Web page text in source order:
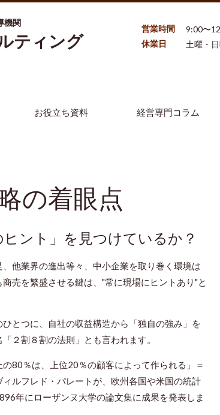
機関
ティング
営業時間
9:00〜
休業日
土曜・
お役立ち資料 経営専門コラム
の着眼点
ント」を見つけているか？
他業界の進出等々、中小企業を取り巻く環境は
売を繁盛させる鍵は、"常に現場にヒントあり"と
とつに、自社の収益構造から「独自の強み」を
２割８割の法則」とも言われます。
80％は、上位20％の顧客によって作られる」＝
ルフレド・パレートが、欧州各国や米国の統計
年にローザンヌ大学の論文集に成果を発表しま